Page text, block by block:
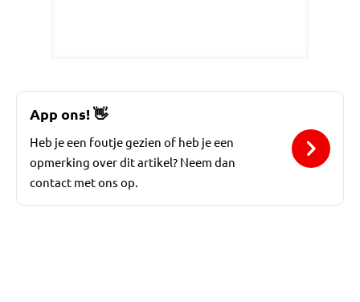
App ons!👋
Heb je een foutje gezien of heb je een
opmerking over dit artikel? Neem dan
contact met ons op.